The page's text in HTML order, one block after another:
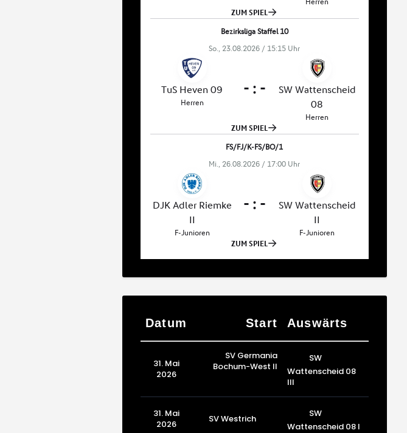
Datum Start Auswärts
31. Mai
2026
SV Germania
Bochum-West II
SW
Wattenscheid 08
III
31. Mai
2026
SV Westrich
SW
Wattenscheid 08 I